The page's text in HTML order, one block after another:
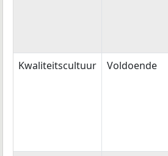
Kwaliteitscultuur Voldoende